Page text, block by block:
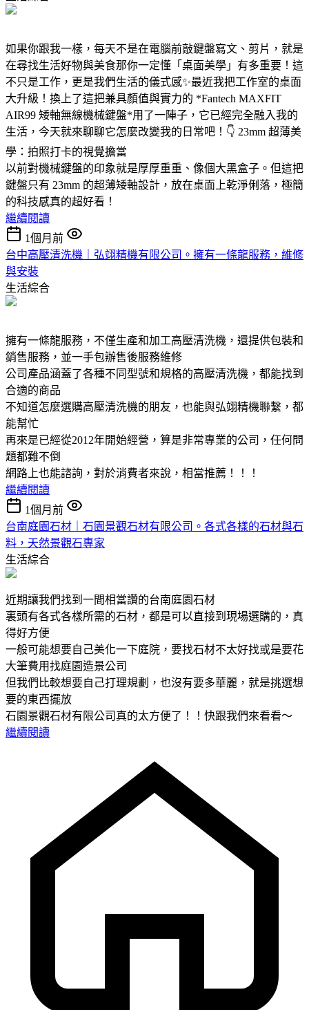
如果你跟我一樣，每天不是在電腦前敲鍵盤寫文、剪片，就是
在尋找生活好物與美食那你一定懂「桌面美學」有多重要！這
不只是工作，更是我們生活的儀式感✨最近我把工作室的桌面
大升級！換上了這把兼具顏值與實力的 *Fantech MAXFIT
AIR99 矮軸無線機械鍵盤*用了一陣子，它已經完全融入我的
生活，今天就來聊聊它怎麼改變我的日常吧！👇 23mm 超薄美
學：拍照打卡的視覺擔當
以前對機械鍵盤的印象就是厚厚重重、像個大黑盒子。但這把
鍵盤只有 23mm 的超薄矮軸設計，放在桌面上乾淨俐落，極簡
的科技感真的超好看！
繼續閱讀
1個月前
台中高壓清洗機｜弘翊精機有限公司。擁有一條龍服務，維修
與安裝
生活綜合
擁有一條龍服務，不僅生產和加工高壓清洗機，還提供包裝和
銷售服務，並一手包辦售後服務維修
公司產品涵蓋了各種不同型號和規格的高壓清洗機，都能找到
合適的商品
不知道怎麼選購高壓清洗機的朋友，也能與弘翊精機聯繫，都
能幫忙
再來是已經從2012年開始經營，算是非常專業的公司，任何問
題都難不倒
網路上也能諮詢，對於消費者來說，相當推薦！！！
繼續閱讀
1個月前
台南庭園石材｜石園景觀石材有限公司。各式各樣的石材與石
料，天然景觀石專家
生活綜合
近期讓我們找到一間相當讚的台南庭園石材
裏頭有各式各樣所需的石材，都是可以直接到現場選購的，真
得好方便
一般可能想要自己美化一下庭院，要找石材不太好找或是要花
大筆費用找庭園造景公司
但我們比較想要自己打理規劃，也沒有要多華麗，就是挑選想
要的東西擺放
石園景觀石材有限公司真的太方便了！！快跟我們來看看～
繼續閱讀